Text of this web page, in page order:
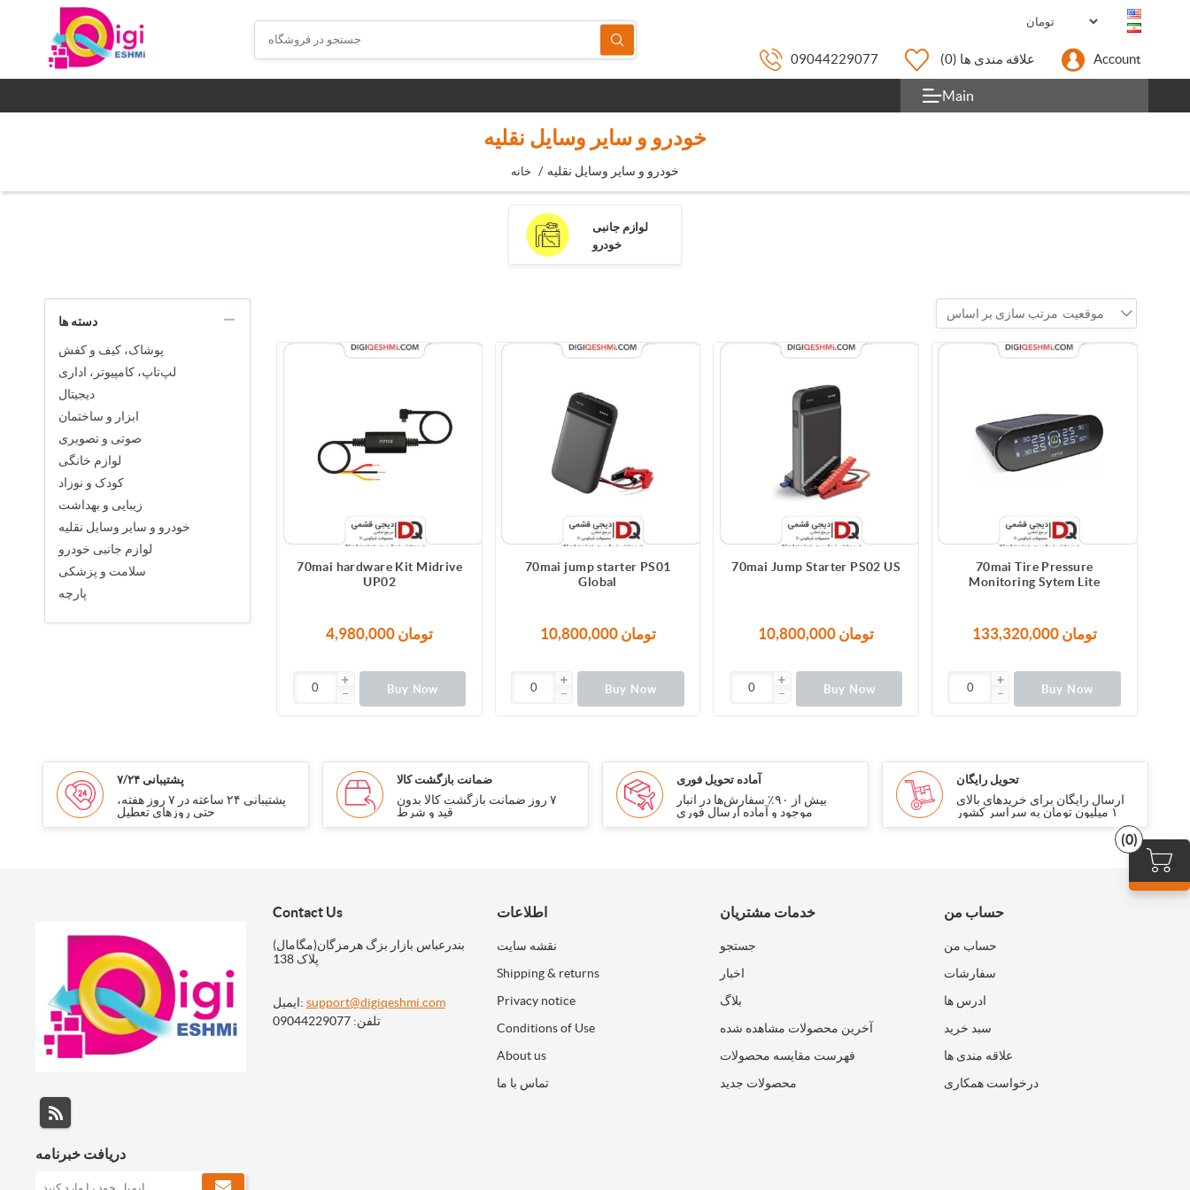
09044229077 علاقه مندی ها (0) Account
(0)
Main
خودرو و سایر وسایل نقلیه
خانه / خودرو و سایر وسایل نقلیه
لوازم جانبی
خودرو
دسته ها
پوشاک، کیف و کفش
لپ‌تاپ، کامپیوتر، اداری
دیجیتال
ابزار و ساختمان
صوتی و تصویری
لوازم خانگی
کودک و نوزاد
زیبایی و بهداشت
خودرو و سایر وسایل نقلیه
لوازم جانبی خودرو
سلامت و پزشکی
پارچه
مرتب سازی بر اساس موقعیت
70mai hardware Kit Midrive
UP02
4,980,000 تومان
Buy Now
70mai jump starter PS01
Global
10,800,000 تومان
Buy Now
70mai Jump Starter PS02 US
10,800,000 تومان
Buy Now
70mai Tire Pressure
Monitoring Sytem Lite
133,320,000 تومان
Buy Now
پشتیبانی ۷/۲۴
پشتیبانی ۲۴ ساعته در ۷ روز هفته،
حتی روزهای تعطیل
ضمانت بازگشت کالا
۷ روز ضمانت بازگشت کالا بدون
قید و شرط
آماده تحویل فوری
بیش از ۹۰٪ سفارش‌ها در انبار
موجود و آماده ارسال فوری
تحویل رایگان
ارسال رایگان برای خریدهای بالای
۱ میلیون تومان به سراسر کشور
دریافت خبرنامه
Contact Us
بندرعباس بازار بزگ هرمزگان(مگامال)
پلاک 138
ایمیل: support@digiqeshmi.com
تلفن: 09044229077
اطلاعات
نقشه سایت
Shipping & returns
Privacy notice
Conditions of Use
About us
تماس با ما
خدمات مشتریان
جستجو
اخبار
بلاگ
آخرین محصولات مشاهده شده
فهرست مقایسه محصولات
محصولات جدید
حساب من
حساب من
سفارشات
ادرس ها
سبد خرید
علاقه مندی ها
درخواست همکاری